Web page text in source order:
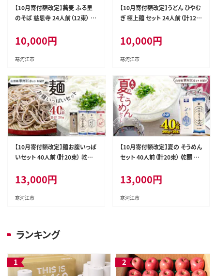
【10月寄付額改定】蕎麦 ふる里
のそば 慈恩寺 24人前（12束） 乾
0-F-KY001
10,000円
寒河江市
【10月寄付額改定】うどん ひやむ
ぎ 極上麺 セット 24人前（計12
山製麺所 010-F-KY004
10,000円
寒河江市
【10月寄付額改定】麺お腹いっぱ
いセット 40人前（計20束） 乾麺
亀山製麺所 013-F-KY006
13,000円
寒河江市
【10月寄付額改定】夏の そうめん
セット 40人前（計20束） 乾麺 素
3-F-KY009
13,000円
寒河江市
ランキング